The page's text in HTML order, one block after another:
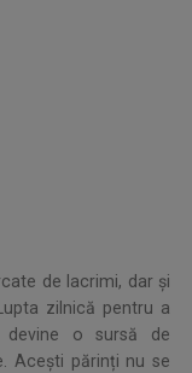
de lacrimi, dar și
zilnică pentru a
o sursă de
Acești părinți nu se